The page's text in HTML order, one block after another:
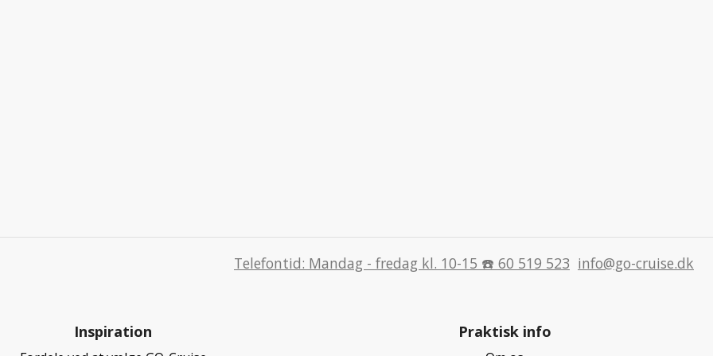
Telefontid: Mandag - fredag kl. 10-15 ☎️ 60 519 523 info@go-cruise.dk
Inspiration Praktisk info